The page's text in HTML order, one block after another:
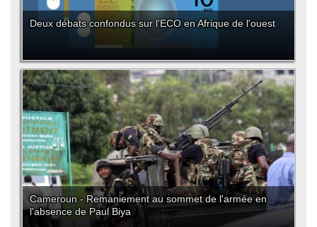
Deux débats confondus sur l'ECO en Afrique de l'ouest
Cameroun - Remaniement au sommet de l'armée en
l'absence de Paul Biya